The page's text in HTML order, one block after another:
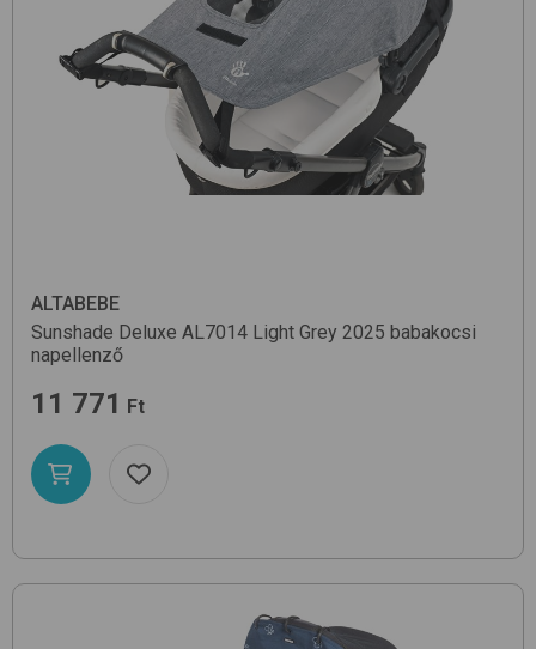
ALTABEBE
Sunshade Deluxe AL7014 Light Grey 2025 babakocsi
napellenző
11 771 Ft